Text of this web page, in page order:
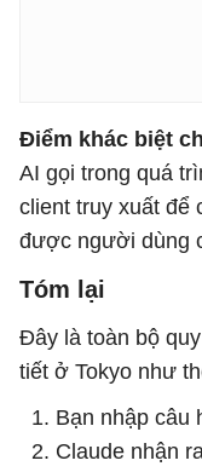
Điểm khác biệt
AI gọi trong quá
client truy xuất để
được người dùng
Tóm lại
Đây là toàn bộ
tiết ở Tokyo như
Bạn nhập câu
Claude nhận